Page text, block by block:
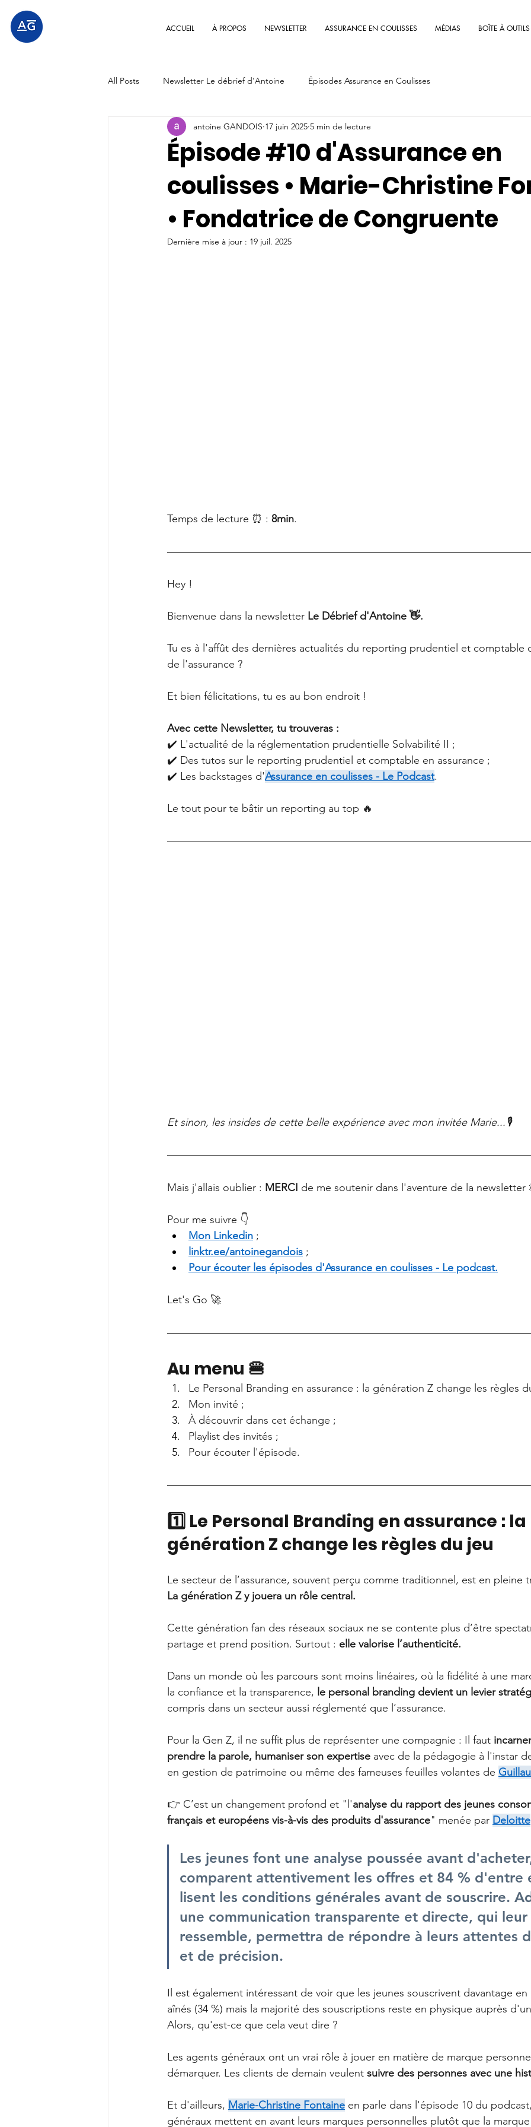
ACCUEIL À PROPOS NEWSLETTER ASSURANCE EN COULISSES MÉDIAS BOÎTE À OUTILS
All Posts Newsletter Le débrief d'Antoine Épisodes Assurance en Coulisses
Épisode #10 d'Assurance en
coulisses • Marie-Christine
• Fondatrice de Congruente
antoine GANDOIS 17 juin 2025 5 min de lecture
Dernière mise à jour : 19 juil. 2025
Temps de lecture ⏰ : 8min.
Hey !
Bienvenue dans la newsletter Le Débrief d'Antoine 👋.
Tu es à l'affût des dernières actualités du reporting prudentiel et comptable
de l'assurance ?
Et bien félicitations, tu es au bon endroit !
Avec cette Newsletter, tu trouveras :
✔️ L'actualité de la réglementation prudentielle Solvabilité II ;
✔️ Des tutos sur le reporting prudentiel et comptable en assurance ;
✔️ Les backstages d'Assurance en coulisses - Le Podcast.
Le tout pour te bâtir un reporting au top 🔥
Et sinon, les insides de cette belle expérience avec mon invitée Marie...🎙
Mais j'allais oublier : MERCI de me soutenir dans l'aventure de la newsletter
Pour me suivre 👇
Mon Linkedin ;
linktr.ee/antoinegandois ;
Pour écouter les épisodes d'Assurance en coulisses - Le podcast.
Let's Go 🚀
Au menu 🍔
Le Personal Branding en assurance : la génération Z change les règles
Mon invité ;
À découvrir dans cet échange ;
Playlist des invités ;
Pour écouter l'épisode.
1️⃣ Le Personal Branding en assurance : la
génération Z change les règles du jeu
Le secteur de l’assurance, souvent perçu comme traditionnel, est en pleine
La génération Z y jouera un rôle central.
Cette génération fan des réseaux sociaux ne se contente plus d’être
partage et prend position. Surtout : elle valorise l’authenticité.
Dans un monde où les parcours sont moins linéaires, où la fidélité à une
la confiance et la transparence, le personal branding devient un levier
compris dans un secteur aussi réglementé que l’assurance.
Pour la Gen Z, il ne suffit plus de représenter une compagnie : Il faut
prendre la parole, humaniser son expertise avec de la pédagogie à l'instar
en gestion de patrimoine ou même des fameuses feuilles volantes de
👉 C’est un changement profond et "l'analyse du rapport des jeunes
français et européens vis-à-vis des produits d'assurance" menée par Deloitte
Les jeunes font une analyse poussée avant
comparent attentivement les offres et 84 % d'entre
lisent les conditions générales avant de souscrire.
une communication transparente et directe, qui leur
ressemble, permettra de répondre à leurs attentes
et de précision.
Il est également intéressant de voir que les jeunes souscrivent davantage
aînés (34 %) mais la majorité des souscriptions reste en physique auprès
Alors, qu'est-ce que cela veut dire ?
Les agents généraux ont un vrai rôle à jouer en matière de marque
démarquer. Les clients de demain veulent suivre des personnes avec une
Et d'ailleurs, Marie-Christine Fontaine en parle dans l'épisode 10 du
généraux mettent en avant leurs marques personnelles plutôt que la